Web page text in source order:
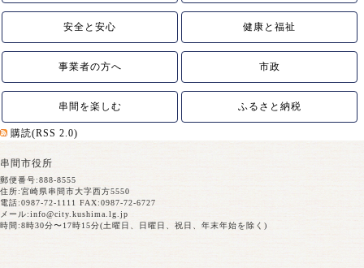
安全と安心 健康と福祉
事業者の方へ 市政
串間を楽しむ ふるさと納税
購読(RSS 2.0)
串間市役所
郵便番号:888-8555
住所:宮崎県串間市大字西方5550
電話:0987-72-1111 FAX:0987-72-6727
メール:info@city.kushima.lg.jp
時間:8時30分〜17時15分(土曜日、日曜日、祝日、年末年始を除く)